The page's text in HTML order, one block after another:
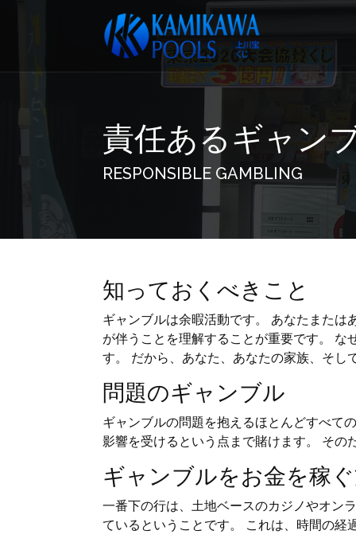
責任あるギャン
RESPONSIBLE GAMBLING
知っておくべきこと
ギャンブルは余暇活動です。 あなたまた
が伴うことを理解することが重要です。
す。 だから、あなた、あなたの家族、そ
問題のギャンブル
ギャンブルの問題を抱えるほとんどすべて
影響を受けるという点まで賭けます。 そ
ギャンブルをお金を稼
一番下の行は、土地ベースのカジノやオン
ているということです。 これは、時間の